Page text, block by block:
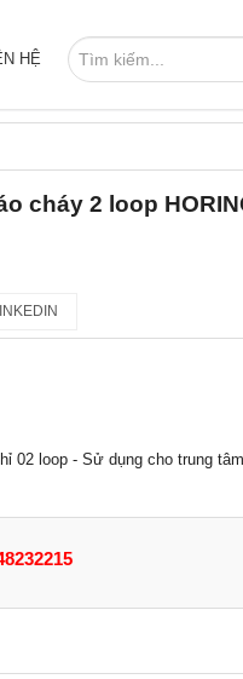
HỆ
cháy 2 loop
02 loop - Sử dụng cho trung